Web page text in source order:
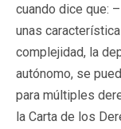
cuando dice que:
unas
complejidad, la
autónomo, se
para múltiples
la Carta de los